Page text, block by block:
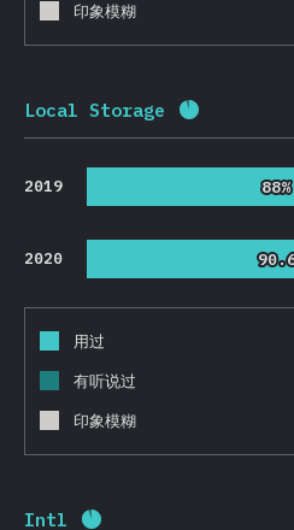
印象模糊
Local Storage 完成率:
2019 88%
88%
2020
用过
有听说过
印象模糊
Intl 完成率: